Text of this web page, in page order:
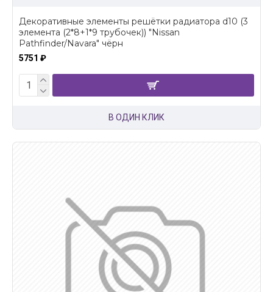
Декоративные элементы решётки радиатора d10 (3
элемента (2*8+1*9 трубочек)) "Nissan
Pathfinder/Navara" чёрн
5751 ₽
В ОДИН КЛИК